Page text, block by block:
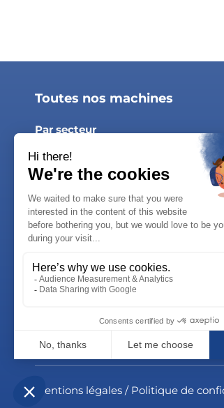
Toutes nos machines
Par secteur
Produits laitiers
Boissons
Huiles et
Produits
Carrières
Rejoignez-nous !
Voir toutes nos offres
Mentions légales / Politique de